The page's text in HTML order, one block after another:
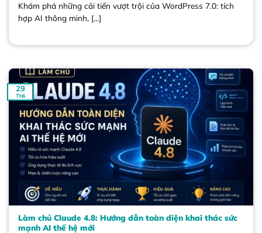
Khám phá những cải tiến vượt trội của WordPress 7.0: tích
hợp AI thông minh, [...]
Làm chủ Claude 4.8: Hướng dẫn toàn diện khai thác sức
mạnh AI thế hệ mới
29
Th6